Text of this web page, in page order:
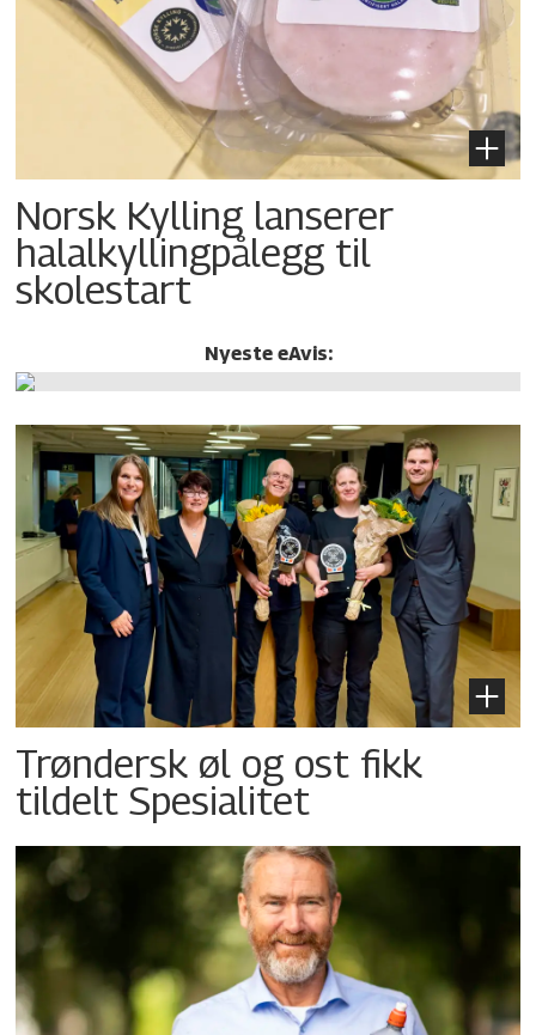
Norsk Kylling lanserer
halalkylling­pålegg til
skolestart
Nyeste eAvis:
Trøndersk øl og ost fikk
tildelt Spesialitet